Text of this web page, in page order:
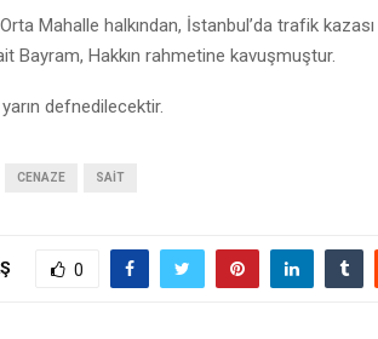
Orta Mahalle halkından, İstanbul’da trafik
Bayram, Hakkın rahmetine kavuşmuştur.
defnedilecektir.
CENAZE SAIT
0